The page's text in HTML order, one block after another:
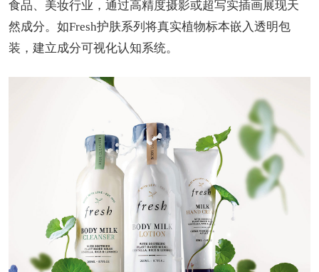
食品、美妆行业，通过高精度摄影或超写实插画展现天
然成分。如Fresh护肤系列将真实植物标本嵌入透明包
装，建立成分可视化认知系统。